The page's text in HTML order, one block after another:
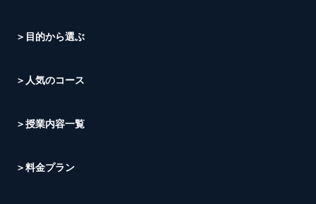
＞目的から選ぶ
＞人気のコース
＞授業内容一覧
＞料金プラン